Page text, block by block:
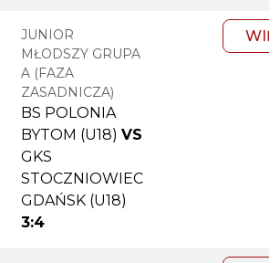
JUNIOR
MŁODSZY GRUPA
A (FAZA
ZASADNICZA)
BS POLONIA
BYTOM (U18) VS
GKS
STOCZNIOWIEC
GDAŃSK (U18)
3:4